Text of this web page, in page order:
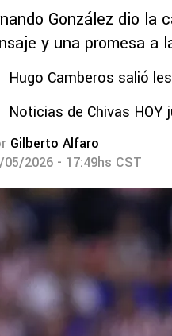
González dio la
y una promesa a
Hugo Camberos salió
Noticias de Chivas
Gilberto Alfaro
05/2026 - 17:49hs CST